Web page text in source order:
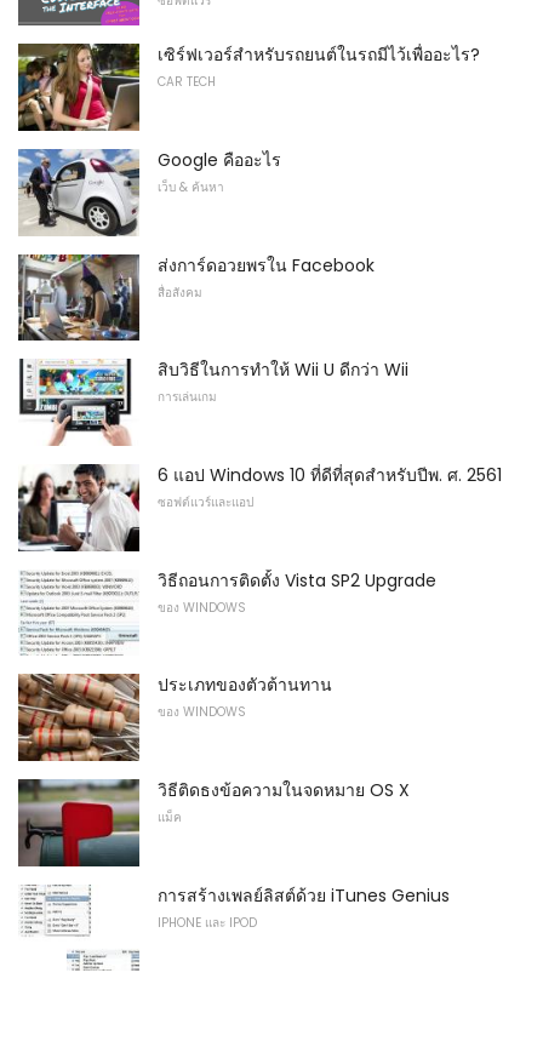
เซิร์ฟเวอร์สำหรับรถยนต์ในรถมีไว้เพื่ออะไร?
CAR TECH
Google คืออะไร
เว็บ & ค้นหา
ส่งการ์ดอวยพรใน Facebook
สื่อสังคม
สิบวิธีในการทำให้ Wii U ดีกว่า Wii
การเล่นเกม
6 แอป Windows 10 ที่ดีที่สุดสำหรับปีพ. ศ. 2561
ซอฟต์แวร์และแอป
วิธีถอนการติดตั้ง Vista SP2 Upgrade
ของ WINDOWS
ประเภทของตัวต้านทาน
ของ WINDOWS
วิธีติดธงข้อความในจดหมาย OS X
แม็ค
การสร้างเพลย์ลิสต์ด้วย iTunes Genius
IPHONE และ IPOD